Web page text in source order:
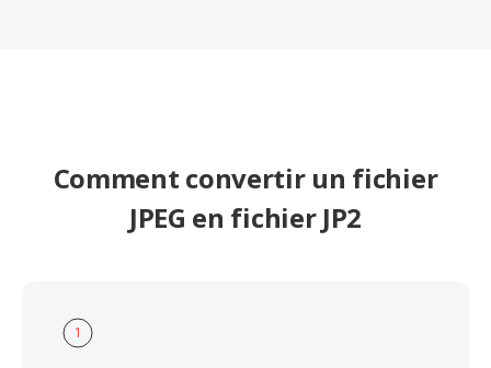
Comment convertir un fichier
JPEG en fichier JP2
1